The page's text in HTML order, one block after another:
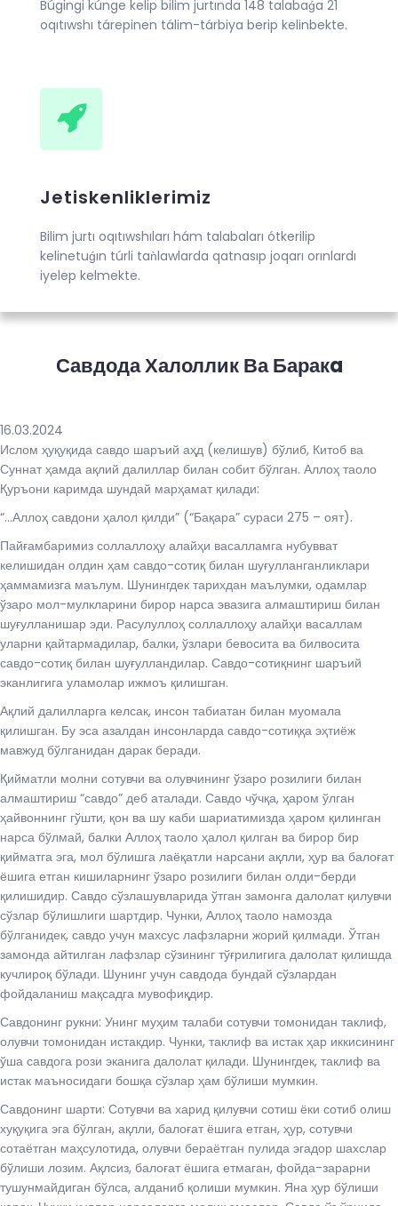
Búgingi kúnge kelip bilim jurtında 148 talabaǵa 21
oqıtıwshı tárepinen tálim-tárbiya berip kelinbekte.
Jetiskenliklerimiz
Bilim jurtı oqıtıwshıları hám talabaları ótkerilip
kelinetuǵın túrli taǹlawlarda qatnasıp joqarı orınlardı
iyelep kelmekte.
Савдода Халоллик Ва Баракa
16.03.2024
Ислом ҳуқуқида савдо шаръий аҳд (келишув) бўлиб, Китоб ва
Суннат ҳамда ақлий далиллар билан собит бўлган. Аллоҳ таоло
Қуръони каримда шундай марҳамат қилади:
“…Аллоҳ савдони ҳалол қилди” (“Бақара” сураси 275 – оят).
Пайғамбаримиз соллаллоҳу алайҳи васалламга нубувват
келишидан олдин ҳам савдо-сотиқ билан шуғулланганликлари
ҳаммамизга маълум. Шунингдек тарихдан маълумки, одамлар
ўзаро мол-мулкларини бирор нарса эвазига алмаштириш билан
шуғулланишар эди. Расулуллоҳ соллаллоҳу алайҳи васаллам
уларни қайтармадилар, балки, ўзлари бевосита ва билвосита
савдо-сотиқ билан шуғулландилар. Савдо-сотиқнинг шаръий
эканлигига уламолар ижмоъ қилишган.
Ақлий далилларга келсак, инсон табиатан билан муомала
қилишган. Бу эса азалдан инсонларда савдо-сотиққа эҳтиёж
мавжуд бўлганидан дарак беради.
Қийматли молни сотувчи ва олувчининг ўзаро розилиги билан
алмаштириш “савдо” деб аталади. Савдо чўчқа, ҳаром ўлган
ҳайвоннинг гўшти, қон ва шу каби шариатимизда ҳаром қилинган
нарса бўлмай, балки Аллоҳ таоло ҳалол қилган ва бирор бир
қийматга эга, мол бўлишга лаёқатли нарсани ақлли, ҳур ва балоғат
ёшига етган кишиларнинг ўзаро розилиги билан олди-берди
қилишидир. Савдо сўзлашувларида ўтган замонга далолат қилувчи
сўзлар бўлишлиги шартдир. Чунки, Аллоҳ таоло намозда
бўлганидек, савдо учун махсус лафзларни жорий қилмади. Ўтган
замонда айтилган лафзлар сўзининг тўғрилигига далолат қилишда
кучлироқ бўлади. Шунинг учун савдода бундай сўзлардан
фойдаланиш мақсадга мувофиқдир.
Савдонинг рукни: Унинг муҳим талаби сотувчи томонидан таклиф,
олувчи томонидан истакдир. Чунки, таклиф ва истак ҳар иккисининг
ўша савдога рози эканига далолат қилади. Шунингдек, таклиф ва
истак маъносидаги бошқа сўзлар ҳам бўлиши мумкин.
Савдонинг шарти: Сотувчи ва харид қилувчи сотиш ёки сотиб олиш
хуқуқига эга бўлган, ақлли, балоғат ёшига етган, ҳур, сотувчи
сотаётган маҳсулотида, олувчи бераётган пулида эгадор шахслар
бўлиши лозим. Ақлсиз, балоғат ёшига етмаган, фойда-зарарни
тушунмайдиган бўлса, алданиб қолиши мумкин. Яна ҳур бўлиши